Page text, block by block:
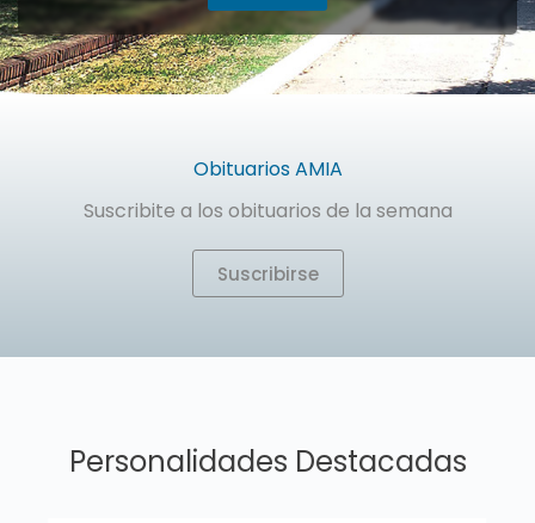
Manzana Tablón Sepultura
No pude encontrar una sepultura
Obituarios AMIA
Suscribite a los obituarios de la semana
Suscribirse
Personalidades Destacadas